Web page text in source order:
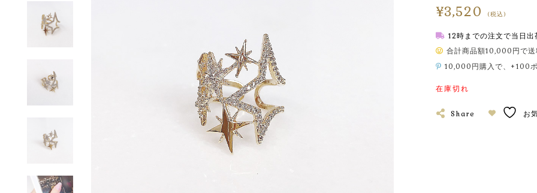
¥3,520 (税込)
12時までの注文で当日出
合計商品額10,000円で送
10,000円購入で、+100ポ
在庫切れ
Share お